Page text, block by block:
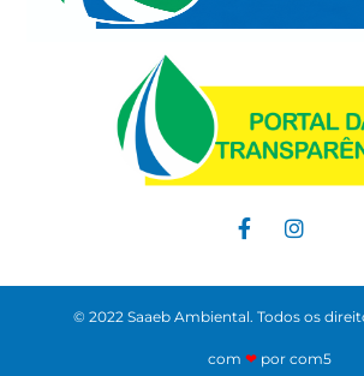
© 2022 Saaeb Ambiental. Todos os
com ❤por com5​​